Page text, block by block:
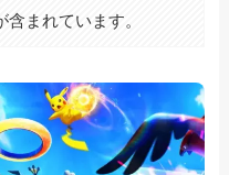
まれています。